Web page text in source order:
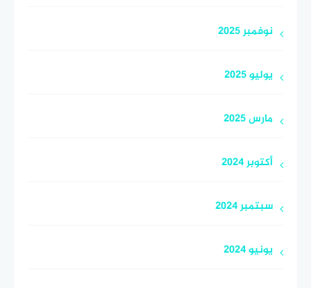
نوفمبر 2025
يوليو 2025
مارس 2025
أكتوبر 2024
سبتمبر 2024
يونيو 2024